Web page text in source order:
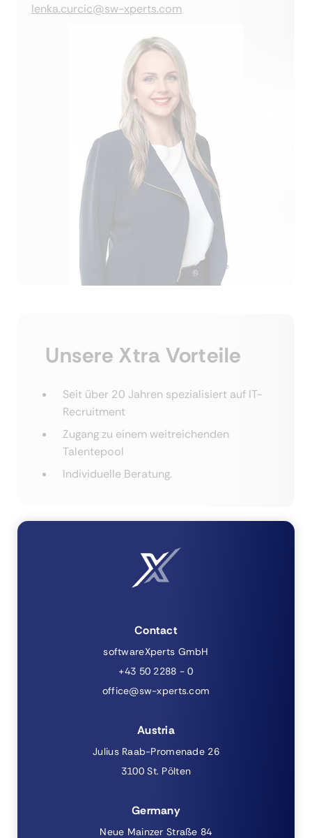
lenka.curcic@sw-xperts.com
Unsere Xtra Vorteile
Seit über 20 Jahren spezialisiert auf IT-
Recruitment
Zugang zu einem weitreichenden
Talentepool
Individuelle Beratung.
Contact
softwareXperts GmbH
+43 50 2288 - 0
office@sw-xperts.com
Austria
Julius Raab-Promenade 26
3100 St. Pölten
Germany
Neue Mainzer Straße 84